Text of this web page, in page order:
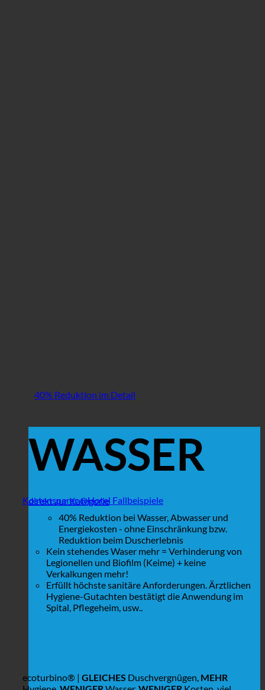
40% Reduktion im Detail
WASSER
direkt zur Kategorie
Kostensparer @Hotel Fallbeispiele
40% Reduktion bei Wasser, Abwasser und
Energiekosten - ohne Einschränkung bzw.
Reduktion beim Duscherlebnis
Kein stehendes Waser mehr = Verhinderung von
Legionellen und Biofilm (Keime) + keine
Verkalkungen mehr!
Erfüllt höchste sanitäre Anforderungen. Ärztlichen
Hygiene-Gutachten bestätigt die Anwendung im
Spital, Pflegeheim, usw..
ecoturbino® | GLEICHES Duschvergnügen, MEHR